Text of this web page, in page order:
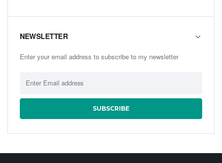
NEWSLETTER
Enter your email address to subscribe to my newsletter
SUBSCRIBE